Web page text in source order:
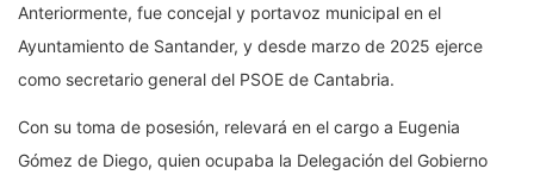
Anteriormente, fue concejal y portavoz municipal en el
Ayuntamiento de Santander, y desde marzo de 2025 ejerce
como secretario general del PSOE de Cantabria.
Con su toma de posesión, relevará en el cargo a Eugenia
Gómez de Diego, quien ocupaba la Delegación del Gobierno